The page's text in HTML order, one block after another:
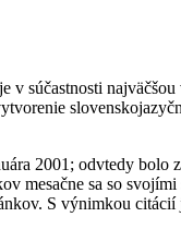
v súčastnosti
2001; odvtedy
mesačne sa so
S výnimkou